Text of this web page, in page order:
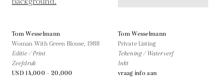
Tom Wesselmann
Woman With Green Blouse, 1988
Editie / Print
Zeefdruk
USD 14,000 - 20,000
Tom Wesselmann
Private Listing
Tekening / Waterverf
Inkt
vraag info aan